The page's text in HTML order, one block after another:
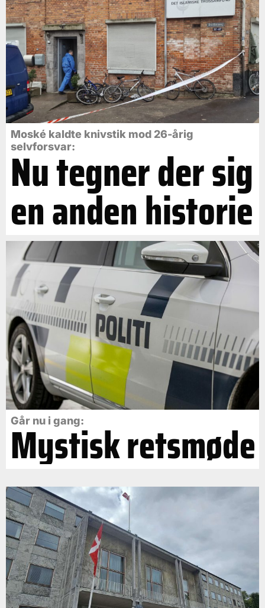
Moské kaldte knivstik mod 26-årig
selvforsvar:
Nu tegner der sig
en anden historie
Går nu i gang:
Mystisk retsmøde